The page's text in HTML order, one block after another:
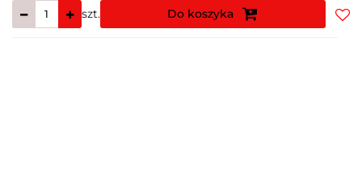
szt. Do koszyka